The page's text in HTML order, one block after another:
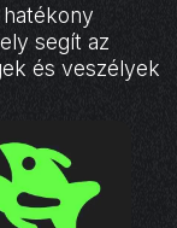
segít az
és veszélyek